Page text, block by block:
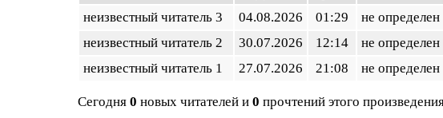
неизвестный читатель 3
04.08.2026 01:29
не определен
неизвестный читатель 2
30.07.2026 12:14
не определен
неизвестный читатель 1
27.07.2026 21:08 не определен
Сегодня 0 новых читателей и 0 прочтений этого